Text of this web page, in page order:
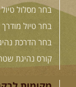
23-29.09.2026
-
פתוח
בין רכס הקווקז הנמוך
שוצפים למעברי הרים ...
בחר מסלול טיול
בחר טיול מודרך
בחר הדרכת
קורס נהיגת